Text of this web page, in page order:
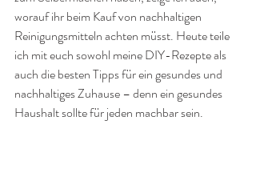
worauf ihr beim Kauf von nachhaltigen
Reinigungsmitteln achten müsst. Heute teile
ich mit euch sowohl meine DIY-Rezepte als
auch die besten Tipps für ein gesundes und
nachhaltiges Zuhause – denn ein gesundes
Haushalt sollte für jeden machbar sein.